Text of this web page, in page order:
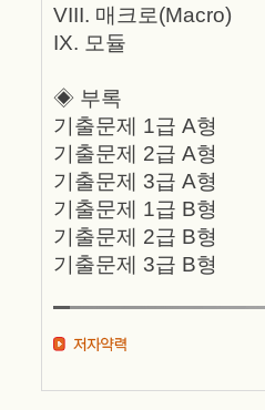
VIII. 매크로(Macro)
IX. 모듈
◈ 부록
기출문제 1급 A형
기출문제 2급 A형
기출문제 3급 A형
기출문제 1급 B형
기출문제 2급 B형
기출문제 3급 B형